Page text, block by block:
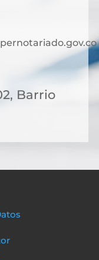
Barrio